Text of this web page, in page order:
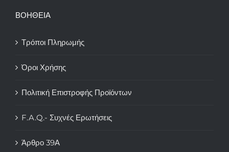
ΒΟΗΘΕΙΑ
Τρόποι Πληρωμής
Όροι Χρήσης
Πολιτική Επιστροφής Προϊόντων
F.A.Q.- Συχνές Ερωτήσεις
Άρθρο 39Α